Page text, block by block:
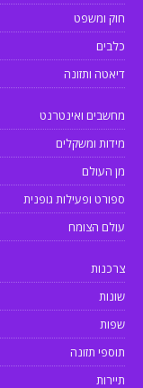
חוק ומשפט
כלבים
דיאטה ותזונה
מחשבים ואינטרנט
מידות ומשקלים
מן העולם
ספורט ופעילות גופנית
עולם הצומח
צרכנות
שונות
שפות
תוספי תזונה
תיירות